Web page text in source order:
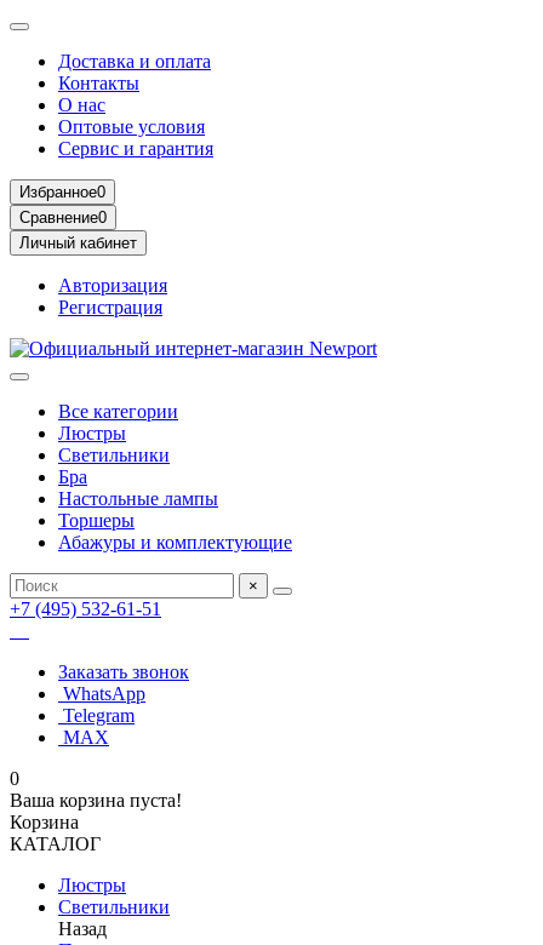
Доставка и оплата
Контакты
О нас
Оптовые условия
Сервис и гарантия
Избранное0
Сравнение0
Личный кабинет
Авторизация
Регистрация
Все категории
Люстры
Светильники
Бра
Настольные лампы
Торшеры
Абажуры и комплектующие
×
+7 (495) 532-61-51
Заказать звонок
WhatsApp
Telegram
MAX
0
Ваша корзина пуста!
Корзина
КАТАЛОГ
Люстры
Светильники
Назад